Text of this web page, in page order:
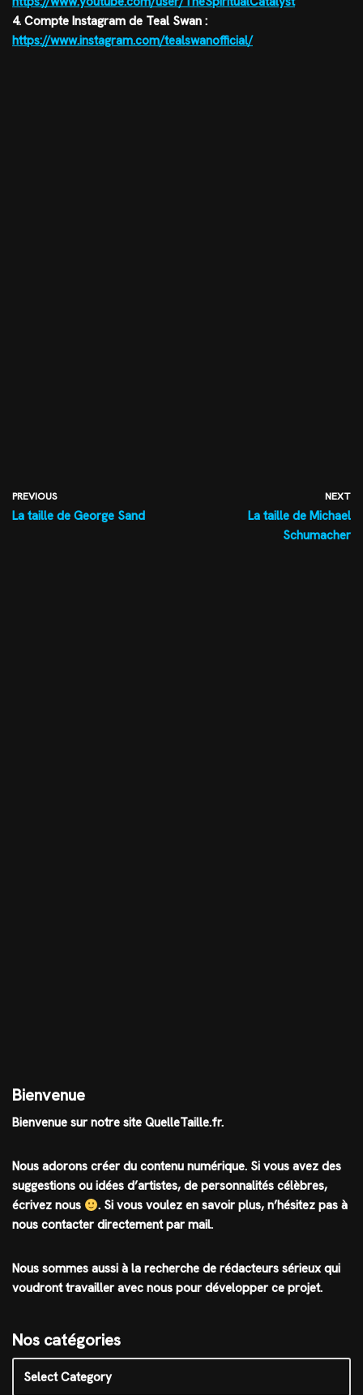
4. Compte Instagram de Teal Swan :
https://www.instagram.com/tealswanofficial/
PREVIOUS
La taille de George Sand
NEXT
La taille de Michael
Schumacher
Bienvenue
Bienvenue sur notre site QuelleTaille.fr.
Nous adorons créer du contenu numérique. Si vous avez des
suggestions ou idées d’artistes, de personnalités célèbres,
écrivez nous
. Si vous voulez en savoir plus, n’hésitez pas à
nous contacter directement par mail.
Nous sommes aussi à la recherche de rédacteurs sérieux qui
voudront travailler avec nous pour développer ce projet.
Nos catégories